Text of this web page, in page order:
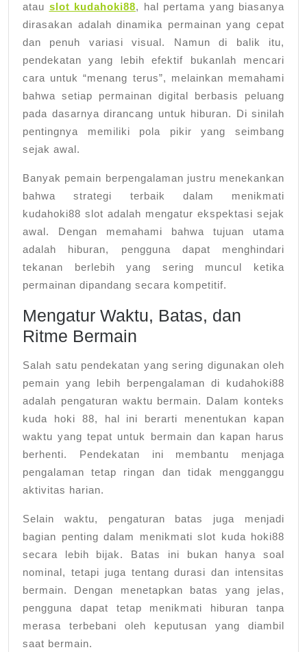
atau slot kudahoki88, hal pertama yang biasanya
dirasakan adalah dinamika permainan yang cepat
dan penuh variasi visual. Namun di balik itu,
pendekatan yang lebih efektif bukanlah mencari
cara untuk “menang terus”, melainkan memahami
bahwa setiap permainan digital berbasis peluang
pada dasarnya dirancang untuk hiburan. Di sinilah
pentingnya memiliki pola pikir yang seimbang
sejak awal.
Banyak pemain berpengalaman justru menekankan
bahwa strategi terbaik dalam menikmati
kudahoki88 slot adalah mengatur ekspektasi sejak
awal. Dengan memahami bahwa tujuan utama
adalah hiburan, pengguna dapat menghindari
tekanan berlebih yang sering muncul ketika
permainan dipandang secara kompetitif.
Mengatur Waktu, Batas, dan
Ritme Bermain
Salah satu pendekatan yang sering digunakan oleh
pemain yang lebih berpengalaman di kudahoki88
adalah pengaturan waktu bermain. Dalam konteks
kuda hoki 88, hal ini berarti menentukan kapan
waktu yang tepat untuk bermain dan kapan harus
berhenti. Pendekatan ini membantu menjaga
pengalaman tetap ringan dan tidak mengganggu
aktivitas harian.
Selain waktu, pengaturan batas juga menjadi
bagian penting dalam menikmati slot kuda hoki88
secara lebih bijak. Batas ini bukan hanya soal
nominal, tetapi juga tentang durasi dan intensitas
bermain. Dengan menetapkan batas yang jelas,
pengguna dapat tetap menikmati hiburan tanpa
merasa terbebani oleh keputusan yang diambil
saat bermain.